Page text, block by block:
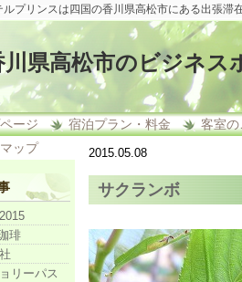
ルプリンスは四国の香川県高松市にある出張
川県高松市のビジネ
ージ 宿泊プラン・料金
客室
ップ
2015.05.08
サクランボ
琲
リーパス